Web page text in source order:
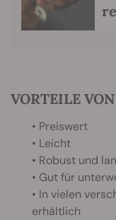
VORTEILE
• Preiswert
• Leicht
• Robust und
• Gut für
• In vielen
erhältlich